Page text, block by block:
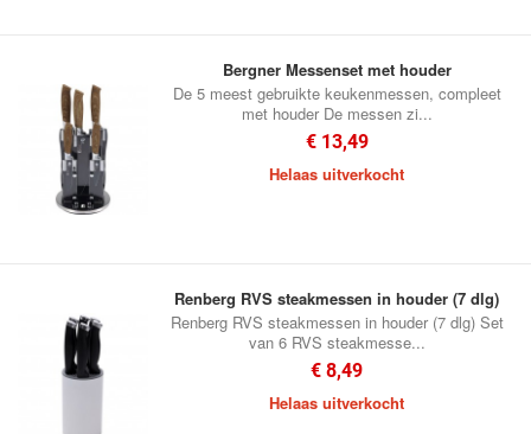
Bergner Messenset met houder
De 5 meest gebruikte keukenmessen, compleet
met houder De messen zi...
€ 13,49
Helaas uitverkocht
Renberg RVS steakmessen in houder (7 dlg)
Renberg RVS steakmessen in houder (7 dlg) Set
van 6 RVS steakmesse...
€ 8,49
Helaas uitverkocht